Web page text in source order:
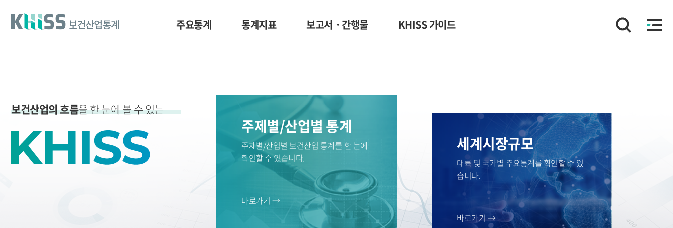
건
주요통계 통계지표 보고서ㆍ간행물 KHISS 가이드
보건산업의 흐름을 한 눈에 볼 수 있는
주제별/산업별 통계
주제별/산업별 보건산업 통계를 한 눈에
확인할 수 있습니다.
바로가기 →
세계시장규모
대륙 및 국가별 주요통계를 확인할 수 있
습니다.
바로가기 →